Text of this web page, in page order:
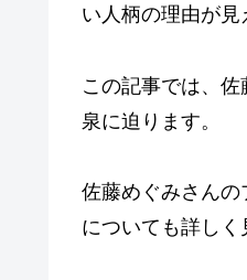
い人柄の理由が見
この記事では、
泉に迫ります。
佐藤めぐみさん
についても詳しく